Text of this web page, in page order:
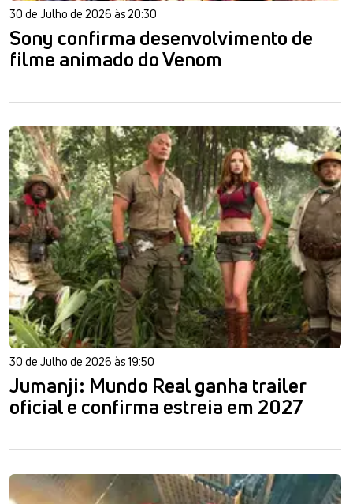
30 de Julho de 2026 às 20:30
Sony confirma desenvolvimento de
filme animado do Venom
30 de Julho de 2026 às 19:50
Jumanji: Mundo Real ganha trailer
oficial e confirma estreia em 2027